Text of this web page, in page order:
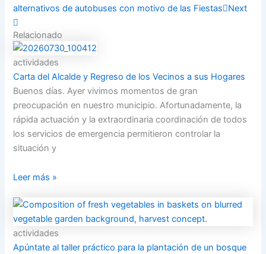
alternativos de autobuses con motivo de las Fiestas
Next
Relacionado
actividades
Carta del Alcalde y Regreso de los Vecinos a sus Hogares
Buenos días. Ayer vivimos momentos de gran
preocupación en nuestro municipio. Afortunadamente, la
rápida actuación y la extraordinaria coordinación de todos
los servicios de emergencia permitieron controlar la
situación y
Leer más »
actividades
Apúntate al taller práctico para la plantación de un bosque